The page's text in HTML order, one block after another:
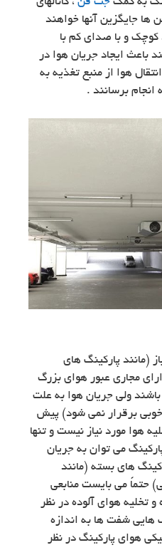
جایگزین آنها خواهند
و با صدای کم با
باعث ایجاد جریان هوا در
هوا از منبع تغذیه به
انجام برسانند .
(مانند پارکینگ های
مجاری عبور هوای بزرگ
ولی جریان هوا به علت
برقرار نمی شود) پیش
هوا مورد نیاز نیست و تنها
می توان به جریان
های بسته (مانند
حتماً می بایست منابعی
تخلیه هوای آلوده در نظر
هایی شفت ها به اندازه
هوای پارکینگ در نظر